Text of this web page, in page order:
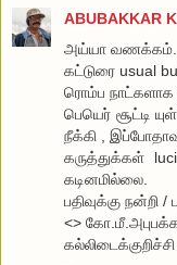
ABUBAKKAR
அய்யா வணக்கம்.
கட்டுரை usual
ரொம்ப நாட்களாக
பெயெர் சூட்டி
நீக்கி ,
கருத்துக்கள்
கடினமில்லை.
பதிவுக்கு நன்றி /
<>